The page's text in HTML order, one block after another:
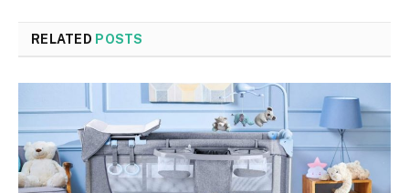
RELATED POSTS